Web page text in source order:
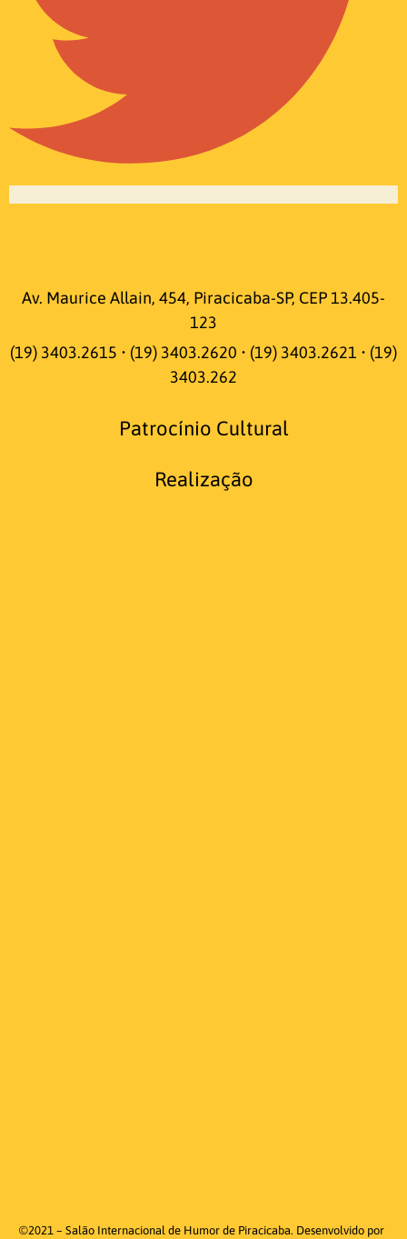
Av. Maurice Allain, 454, Piracicaba-SP, CEP 13.405-
123
(19) 3403.2615 • (19) 3403.2620 • (19) 3403.2621 • (19)
3403.262
Patrocínio Cultural
Realização
©2021 – Salão Internacional de Humor de Piracicaba. Desenvolvido por